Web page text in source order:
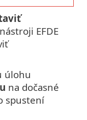
EFDE
úlohu
na dočasné
spustení